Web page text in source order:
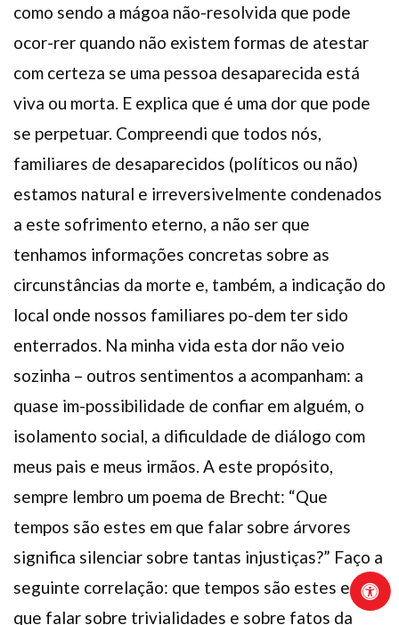
como sendo a mágoa não-resolvida que pode
ocor-rer quando não existem formas de atestar
com certeza se uma pessoa desaparecida está
viva ou morta. E explica que é uma dor que pode
se perpetuar. Compreendi que todos nós,
familiares de desaparecidos (políticos ou não)
estamos natural e irreversivelmente condenados
a este sofrimento eterno, a não ser que
tenhamos informações concretas sobre as
circunstâncias da morte e, também, a indicação do
local onde nossos familiares po-dem ter sido
enterrados. Na minha vida esta dor não veio
sozinha – outros sentimentos a acompanham: a
quase im-possibilidade de confiar em alguém, o
isolamento social, a dificuldade de diálogo com
meus pais e meus irmãos. A este propósito,
sempre lembro um poema de Brecht: “Que
tempos são estes em que falar sobre árvores
significa silenciar sobre tantas injustiças?” Faço a
seguinte correlação: que tempos são estes em
que falar sobre trivialidades e sobre fatos da